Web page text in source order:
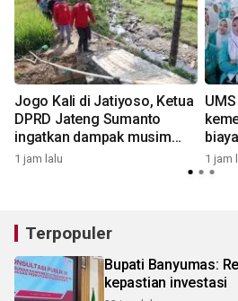
Jogo Kali di Jatiyoso, Ketua
DPRD Jateng Sumanto
ingatkan dampak musim
kemarau panjang
1 jam lalu
Rp81
1 jam
Terpopuler
Bupati Banyumas:
kepastian investasi